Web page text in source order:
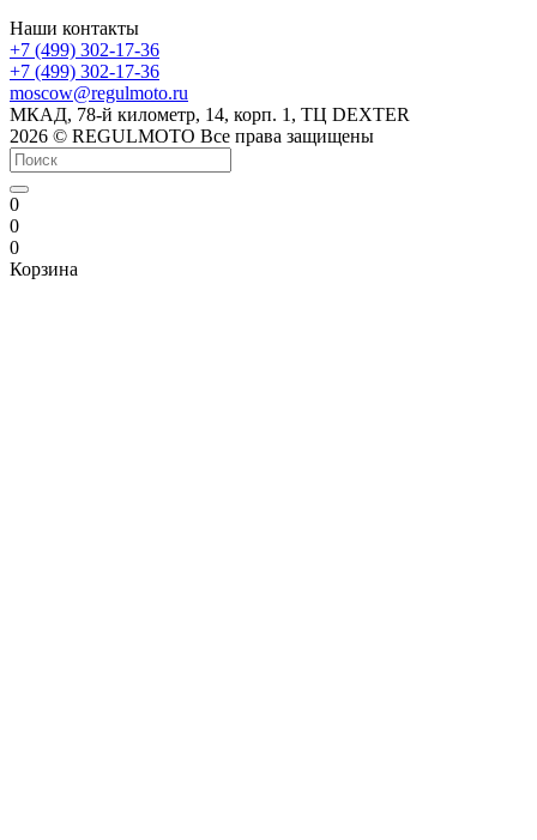
Наши контакты
+7 (499) 302-17-36
+7 (499) 302-17-36
moscow@regulmoto.ru
МКАД, 78-й километр, 14, корп. 1, ТЦ DEXTER
2026 © REGULMOTO Все права защищены
0
0
0
Корзина